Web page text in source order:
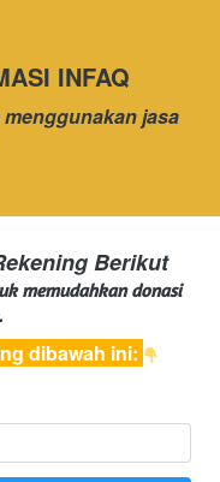
INFAQ
jasa
Berikut
memudahkan donasi
dibawah ini: